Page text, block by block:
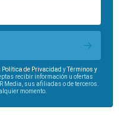
Política de Privacidad yTérminos y
recibir información u ofertas
Media, sus afiliadas o de terceros.
momento.